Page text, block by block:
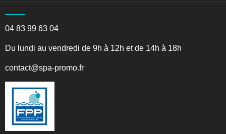
04 83 99 63 04
Du lundi au vendredi de 9h à 12h et de 14h à 18h
contact@spa-promo.fr